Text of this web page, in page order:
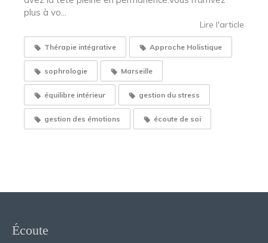
plus à vo...
Lire l'article
Thérapie intégrative Approche Holistique
sophrologie Marseille
équilibre intérieur gestion du stress
gestion des émotions écoute de soi
Écoute